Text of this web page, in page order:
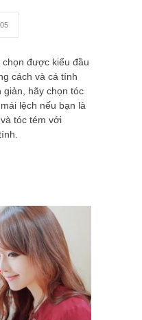
được kiểu đầu
cách và cá tính
hãy chọn tóc
lệch nếu bạn là
tóc tém với